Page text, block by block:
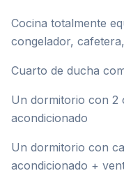
Cocina totalmente
congelador,
Cuarto de ducha
Un dormitorio con 2
acondicionado
Un dormitorio con
acondicionado +